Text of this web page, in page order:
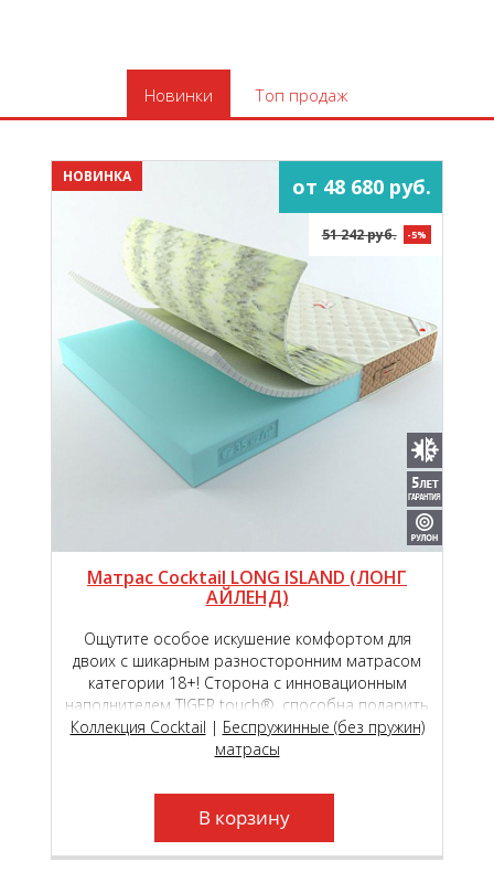
Новинки Топ продаж
НОВИНКА от 48 680 руб.
51 242 руб. -5%
Матрас Cocktail LONG ISLAND (ЛОНГ
АЙЛЕНД)
Ощутите особое искушение комфортом для
двоих с шикарным разносторонним матрасом
категории 18+! Сторона с инновационным
наполнителем TIGER touch®, способна подарить
чувство исключительной комфортности,
обеспечивая вашу пару непревзойдённым
Коллекция Cocktail | Беспружинные (без пружин)
матрасы
В корзину